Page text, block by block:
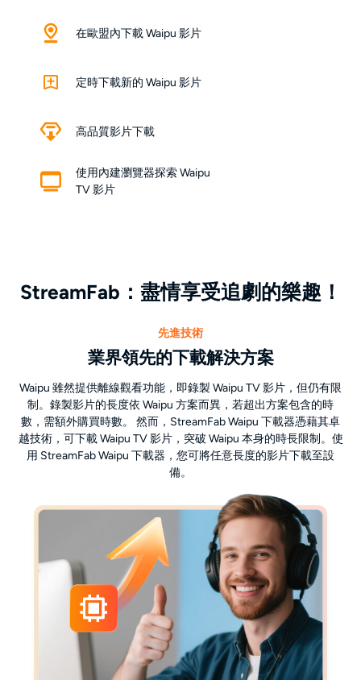
在歐盟內下載 Waipu 影片
定時下載新的 Waipu 影片
高品質影片下載
使用內建瀏覽器探索 Waipu
TV 影片
StreamFab：盡情享受追劇的樂趣！
先進技術
業界領先的下載解決方案
Waipu 雖然提供離線觀看功能，即錄製 Waipu TV 影片，但仍有限
制。錄製影片的長度依 Waipu 方案而異，若超出方案包含的時
數，需額外購買時數。 然而，StreamFab Waipu 下載器憑藉其卓
越技術，可下載 Waipu TV 影片，突破 Waipu 本身的時長限制。使
用 StreamFab Waipu 下載器，您可將任意長度的影片下載至設
備。